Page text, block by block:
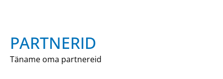
PARTNERID
Täname oma partnereid